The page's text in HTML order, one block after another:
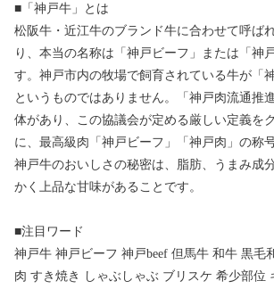
■「神戸牛」とは
松阪牛・近江牛のブランド牛に合わせて呼ば
り、本当の名称は「神戸ビーフ」または「神
す。神戸市内の牧場で飼育されている牛が「
というものではありません。「神戸肉流通推
体があり、この協議会が定める厳しい定義を
に、最高級肉「神戸ビーフ」「神戸肉」の称
神戸牛のおいしさの秘密は、脂肪、うまみ成
かく上品な甘味があることです。
■注目ワード
神戸牛 神戸ビーフ 神戸beef 但馬牛 和牛 黒毛
肉 すき焼き しゃぶしゃぶ ブリスケ 希少部位